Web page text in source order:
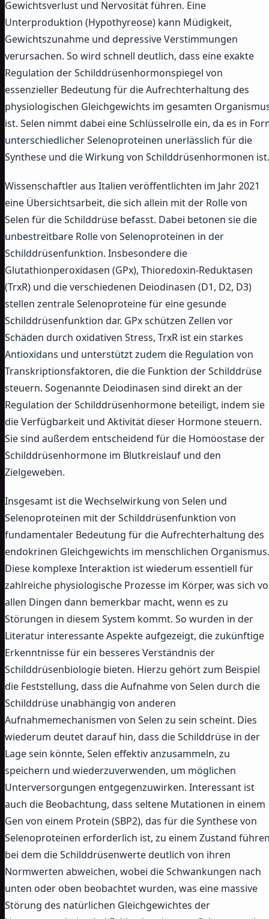
Gewichtsverlust und Nervosität führen. Eine
Unterproduktion (Hypothyreose) kann Müdigkeit,
Gewichtszunahme und depressive Verstimmungen
verursachen. So wird schnell deutlich, dass eine exakte
Regulation der Schilddrüsenhormonspiegel von
essenzieller Bedeutung für die Aufrechterhaltung des
physiologischen Gleichgewichts im gesamten
ist. Selen nimmt dabei eine Schlüsselrolle ein, da es in
unterschiedlicher Selenoproteinen unerlässlich für die
Synthese und die Wirkung von Schilddrüsenhormonen ist.
Wissenschaftler aus Italien veröffentlichten im Jahr 2021
eine Übersichtsarbeit, die sich allein mit der Rolle von
Selen für die Schilddrüse befasst. Dabei betonen sie die
unbestreitbare Rolle von Selenoproteinen in der
Schilddrüsenfunktion. Insbesondere die
Glutathionperoxidasen (GPx), Thioredoxin-Reduktasen
(TrxR) und die verschiedenen Deiodinasen (D1, D2, D3)
stellen zentrale Selenoproteine für eine gesunde
Schilddrüsenfunktion dar. GPx schützen Zellen vor
Schäden durch oxidativen Stress, TrxR ist ein starkes
Antioxidans und unterstützt zudem die Regulation von
Transkriptionsfaktoren, die die Funktion der Schilddrüse
steuern. Sogenannte Deiodinasen sind direkt an der
Regulation der Schilddrüsenhormone beteiligt, indem sie
die Verfügbarkeit und Aktivität dieser Hormone steuern.
Sie sind außerdem entscheidend für die Homöostase der
Schilddrüsenhormone im Blutkreislauf und den
Zielgeweben.
Insgesamt ist die Wechselwirkung von Selen und
Selenoproteinen mit der Schilddrüsenfunktion von
fundamentaler Bedeutung für die Aufrechterhaltung des
endokrinen Gleichgewichts im menschlichen Organismus.
Diese komplexe Interaktion ist wiederum essentiell für
zahlreiche physiologische Prozesse im Körper, was sich
allen Dingen dann bemerkbar macht, wenn es zu
Störungen in diesem System kommt. So wurden in der
Literatur interessante Aspekte aufgezeigt, die zukünftige
Erkenntnisse für ein besseres Verständnis der
Schilddrüsenbiologie bieten. Hierzu gehört zum Beispiel
die Feststellung, dass die Aufnahme von Selen durch die
Schilddrüse unabhängig von anderen
Aufnahmemechanismen von Selen zu sein scheint. Dies
wiederum deutet darauf hin, dass die Schilddrüse in der
Lage sein könnte, Selen effektiv anzusammeln, zu
speichern und wiederzuverwenden, um möglichen
Unterversorgungen entgegenzuwirken. Interessant ist
auch die Beobachtung, dass seltene Mutationen in einem
Gen von einem Protein (SBP2), das für die Synthese von
Selenoproteinen erforderlich ist, zu einem Zustand
bei dem die Schilddrüsenwerte deutlich von ihren
Normwerten abweichen, wobei die Schwankungen nach
unten oder oben beobachtet wurden, was eine massive
Störung des natürlichen Gleichgewichtes der